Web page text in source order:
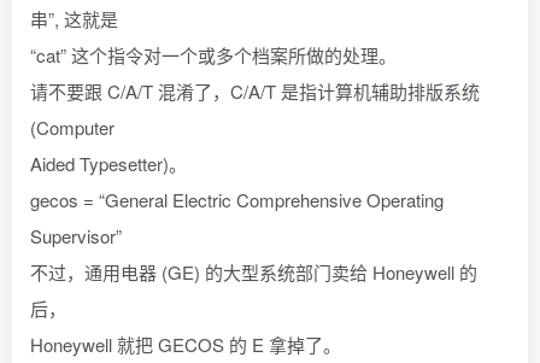
串”, 这就是
“cat” 这个指令对一个或多个档案所做的处理。
请不要跟 C/A/T 混淆了，C/A/T 是指计算机辅助排版系统
(Computer
Aided Typesetter)。
gecos = “General Electric Comprehensive Operating
Supervisor”
不过，通用电器 (GE) 的大型系统部门卖给 Honeywell 的
后，
Honeywell 就把 GECOS 的 E 拿掉了。